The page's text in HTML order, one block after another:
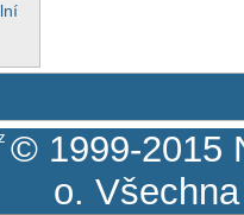
© 1999-2015
o.